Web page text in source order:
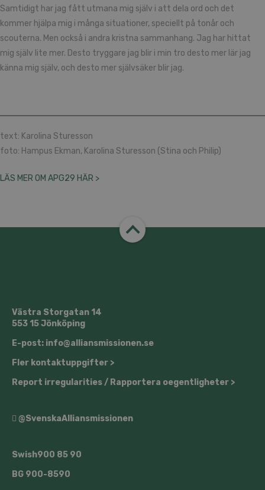
Samtidigt har jag fått utmana mig själv i att dela ord och det
kommer hjälpa mig i många situationer, speciellt på tonår och
scouterna. Men också i andra kristna sammanhang. Jag har hittat
mig själv lite mer. Desto tryggare jag blir i min tro desto mer lär jag
känna mig själv, och desto mer självsäker blir jag.
text: Karolina Sturesson
foto: Hampus Ekman, Karolina Sturesson (Stina och Philip)
LÄS MER OM APG29 HÄR >
Västra Storgatan 14
553 15 Jönköping
E-post: info@alliansmissionen.se
Fler kontaktuppgifter >
Report irregularities / Rapportera oegentligheter >
@SvenskaAlliansmissionen
Swish900 85 90
BG 900-8590